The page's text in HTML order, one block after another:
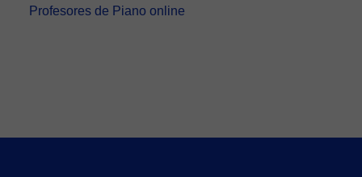
Profesores de Piano online